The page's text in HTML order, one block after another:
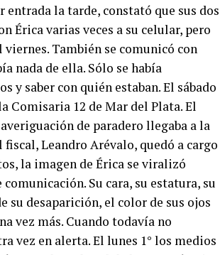
entrada la tarde, constató que sus dos
Érica varias veces a su celular, pero
También se comunicó con
nada de ella. Sólo se había
y saber con quién estaban. El sábado
Comisaria 12 de Mar del Plata. El
de paradero llegaba a la
Leandro Arévalo, quedó a cargo
la imagen de Érica se viralizó
Su cara, su estatura, su
su desaparición, el color de sus ojos
vez más. Cuando todavía no
vez en alerta. El lunes 1° los medios